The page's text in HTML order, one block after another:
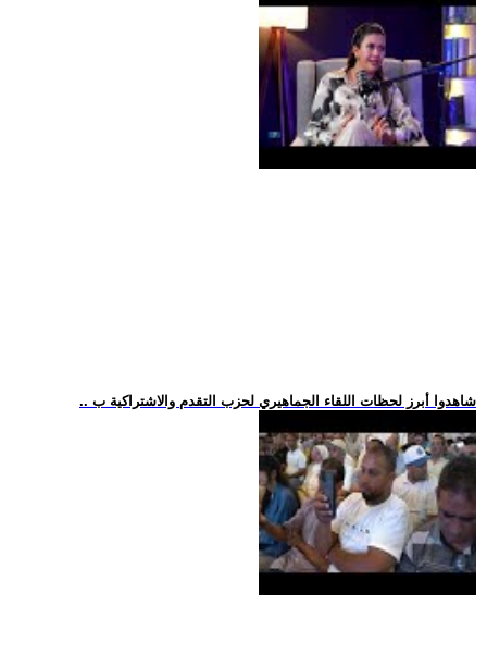
.. شاهدوا أبرز لحظات اللقاء الجماهيري لحزب التقدم والاشتراكية ب